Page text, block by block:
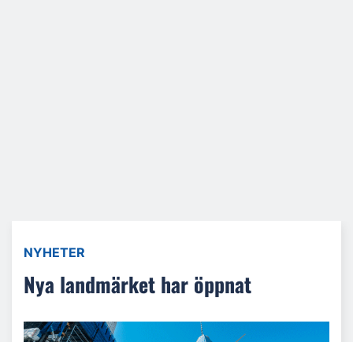
NYHETER
Nya landmärket har öppnat